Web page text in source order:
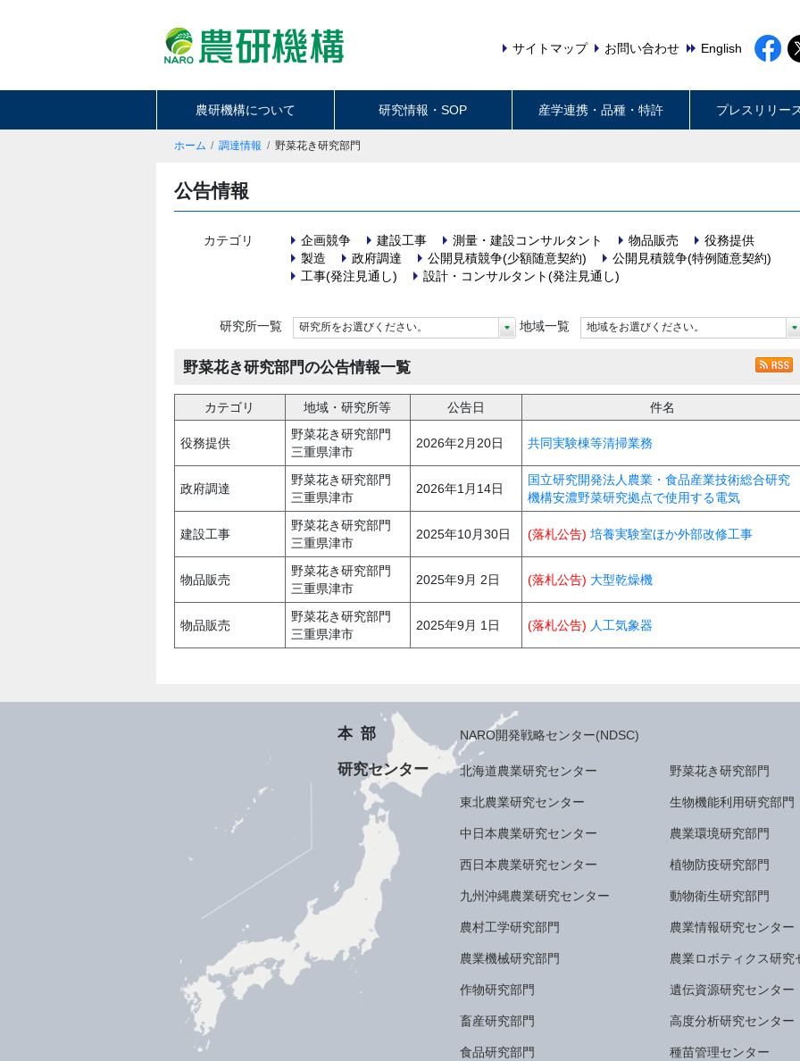
サイトマップ お問い合わせ English
農研機構について 研究情報・SOP 産学連携・品種・特許 プレスリリー
ホーム 調達情報 野菜花き研究部門
公告情報
カテゴリ 企画競争 建設工事 測量・建設コンサルタント 物品販売
役務提供
製造
政府調達 公開見積競争(少額随意契約)
公開見積競争(特例随意契約)
工事(発注見通し)
設計・コンサルタント(発注見通し)
研究所一覧 研究所をお選びください。 地域一覧 地域をお選びください。
野菜花き研究部門の公告情報一覧
カテゴリ 地域・研究所等 公告日 件名
役務提供
野菜花き研究部門
三重県津市
2026年2月20日 共同実験棟等清掃業務
政府調達
野菜花き研究部門
三重県津市
2026年1月14日
国立研究開発法人農業・食品産業技術総合研究
機構安濃野菜研究拠点で使用する電気
建設工事
野菜花き研究部門
三重県津市
2025年10月30日 (落札公告) 培養実験室ほか外部改修工事
物品販売
野菜花き研究部門
三重県津市
2025年9月 2日 (落札公告) 大型乾燥機
物品販売
野菜花き研究部門
三重県津市
2025年9月 1日 (落札公告) 人工気象器
本部 NARO開発戦略センター(NDSC)
研究センター 北海道農業研究センター
東北農業研究センター
中日本農業研究センター
西日本農業研究センター
九州沖縄農業研究センター
農村工学研究部門
農業機械研究部門
作物研究部門
畜産研究部門
食品研究部門
野菜花き研究部門
生物機能利用研究部門
農業環境研究部門
植物防疫研究部門
動物衛生研究部門
農業情報研究センター
農業ロボティクス研究
遺伝資源研究センター
高度分析研究センター
種苗管理センター